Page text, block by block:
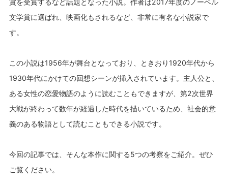
賞を受賞するなど話題となった小説。作者は2017年度のノーベル
文学賞に選ばれ、映画化もされるなど、非常に有名な小説家で
す。
この小説は1956年が舞台となっており、ときおり1920年代から
1930年代にかけての回想シーンが挿入されています。主人公と、
ある女性の恋愛物語のように読むこともできますが、第2次世界
大戦が終わって数年が経過した時代を描いているため、社会的意
義のある物語として読むこともできる小説です。
今回の記事では、そんな本作に関する5つの考察をご紹介。ぜひ